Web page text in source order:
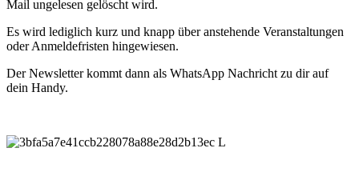
Mail ungelesen gelöscht wird.
Es wird lediglich kurz und knapp über anstehende Veranstaltungen
oder Anmeldefristen hingewiesen.
Der Newsletter kommt dann als WhatsApp Nachricht zu dir auf
dein Handy.